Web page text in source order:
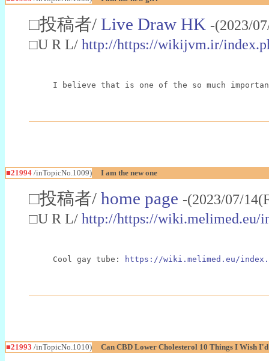
□投稿者/ Live Draw HK -(2023/
□U R L/ http://https://wikijvm.ir/
I believe that is one of the so much
■21994 /inTopicNo.1009) I am the new one
□投稿者/ home page -(2023/07/
□U R L/ http://https://wiki.melimed.eu/
Cool gay tube: https://wiki.melimed.eu/
■21993 /inTopicNo.1010) Can CBD Lower Cholesterol 10 Things I Wish